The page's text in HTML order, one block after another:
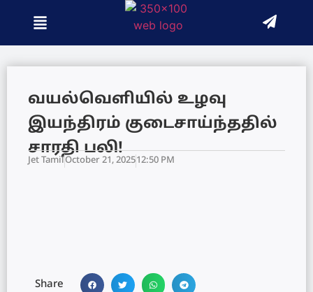
வயல்வெளியில் உழவு
இயந்திரம் குடைசாய்ந்ததில்
சாரதி பலி!
Jet TamilOctober 21, 202512:50 PM
Share